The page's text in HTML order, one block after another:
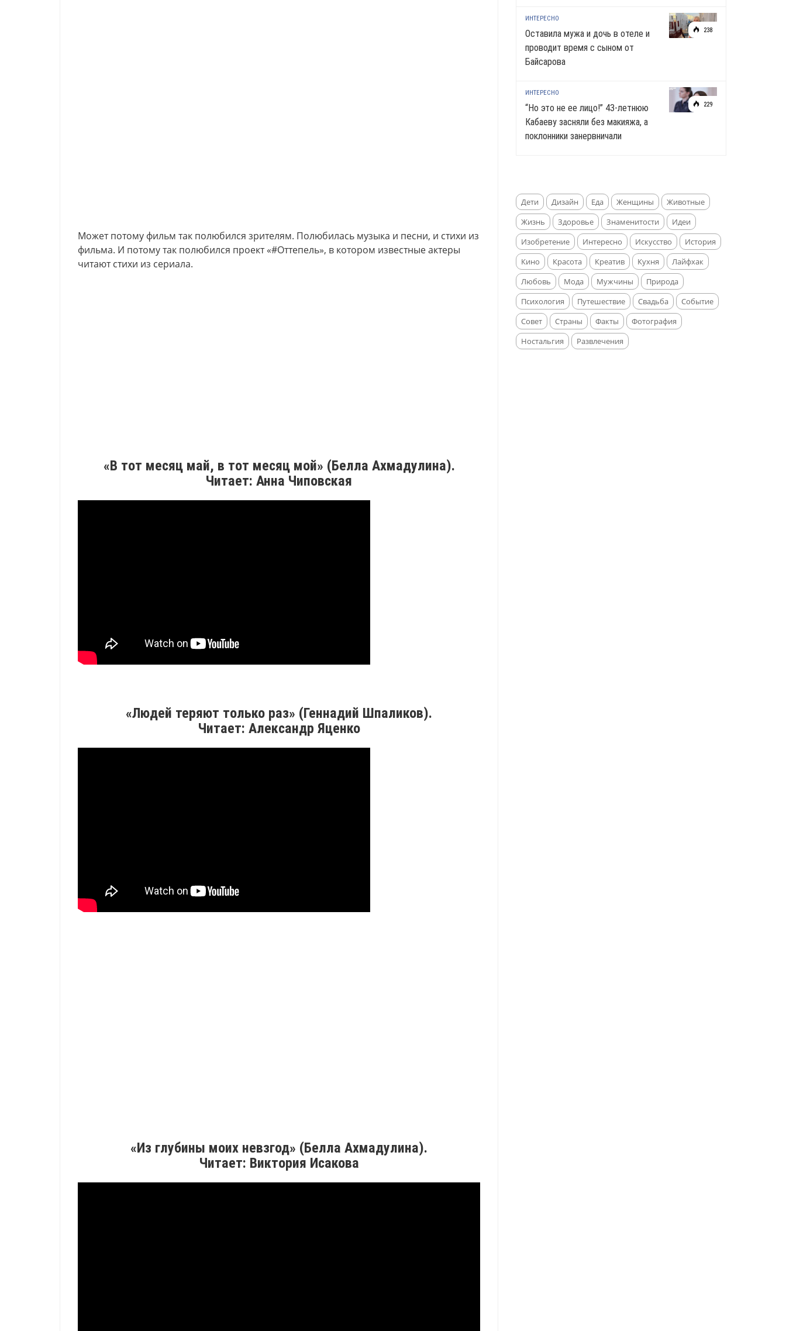
Может потому фильм так полюбился зрителям. Полюбилась музыка и песни, и стихи из
фильма. И потому так полюбился проект «#Оттепель», в котором известные актеры
читают стихи из сериала.
«В тот месяц май, в тот месяц мой» (Белла Ахмадулина).
Читает: Анна Чиповская
«Людей теряют только раз» (Геннадий Шпаликов).
Читает: Александр Яценко
«Из глубины моих невзгод» (Белла Ахмадулина).
Читает: Виктория Исакова
238
ИНТЕРЕСНО
Оставила мужа и дочь в отеле и
проводит время с сыном от
Байсарова
229
ИНТЕРЕСНО
“Но это не ее лицо!” 43-летнюю
Кабаеву засняли без макияжа, а
поклонники занервничали
Дети Дизайн Еда Женщины
Животные
Жизнь
Здоровье Знаменитости
Идеи
Изобретение
Интересно Искусство
История
Кино
Красота Креатив Кухня
Лайфхак
Любовь
Мода Мужчины
Природа
Психология
Путешествие Свадьба
Событие
Совет
Страны Факты
Фотография
Ностальгия
Развлечения